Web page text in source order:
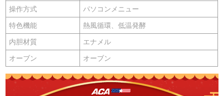
操作方式 パソコンメニュー
特色機能 熱風循環、低温発酵
内胆材質 エナメル
オーブン オーブン